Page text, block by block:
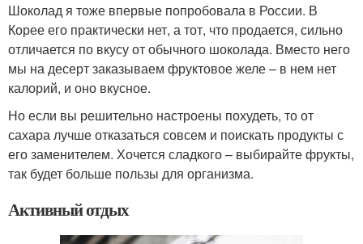
Шоколад я тоже впервые попробовала в России. В
Корее его практически нет, а тот, что продается, сильно
отличается по вкусу от обычного шоколада. Вместо него
мы на десерт заказываем фруктовое желе – в нем нет
калорий, и оно вкусное.
Но если вы решительно настроены похудеть, то от
сахара лучше отказаться совсем и поискать продукты с
его заменителем. Хочется сладкого – выбирайте фрукты,
так будет больше пользы для организма.
Активный отдых